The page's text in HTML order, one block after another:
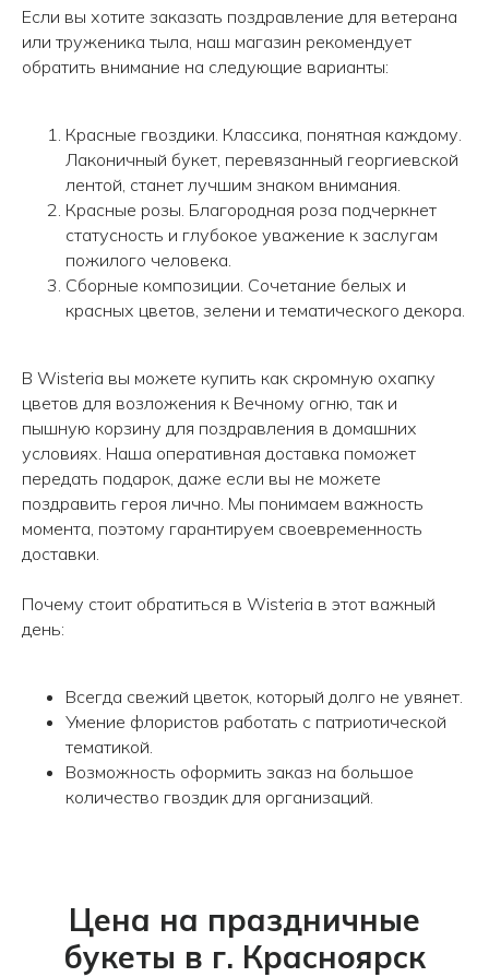
Если вы хотите заказать поздравление для ветерана
или труженика тыла, наш магазин рекомендует
обратить внимание на следующие варианты:
Красные гвоздики. Классика, понятная каждому.
Лаконичный букет, перевязанный георгиевской
лентой, станет лучшим знаком внимания.
Красные розы. Благородная роза подчеркнет
статусность и глубокое уважение к заслугам
пожилого человека.
Сборные композиции. Сочетание белых и
красных цветов, зелени и тематического декора.
В Wisteria вы можете купить как скромную охапку
цветов для возложения к Вечному огню, так и
пышную корзину для поздравления в домашних
условиях. Наша оперативная доставка поможет
передать подарок, даже если вы не можете
поздравить героя лично. Мы понимаем важность
момента, поэтому гарантируем своевременность
доставки.
Почему стоит обратиться в Wisteria в этот важный
день:
Всегда свежий цветок, который долго не увянет.
Умение флористов работать с патриотической
тематикой.
Возможность оформить заказ на большое
количество гвоздик для организаций.
Цена на праздничные
букеты в г. Красноярск
Авиаторов 21
Робеспьера, 20